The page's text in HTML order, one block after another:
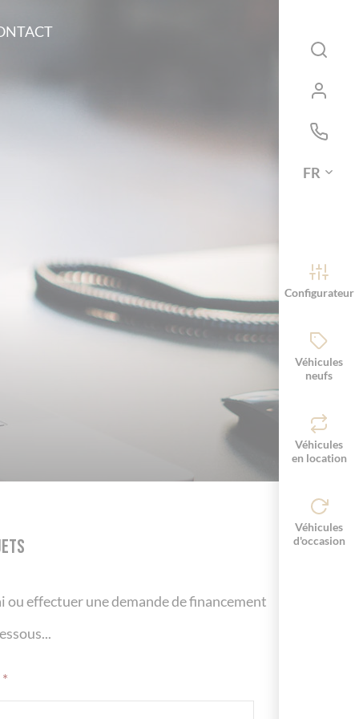
FR
Configurateur
Véhicules
neufs
Véhicules
en location
Véhicules
d'occasion
effectuer une demande de financement
*